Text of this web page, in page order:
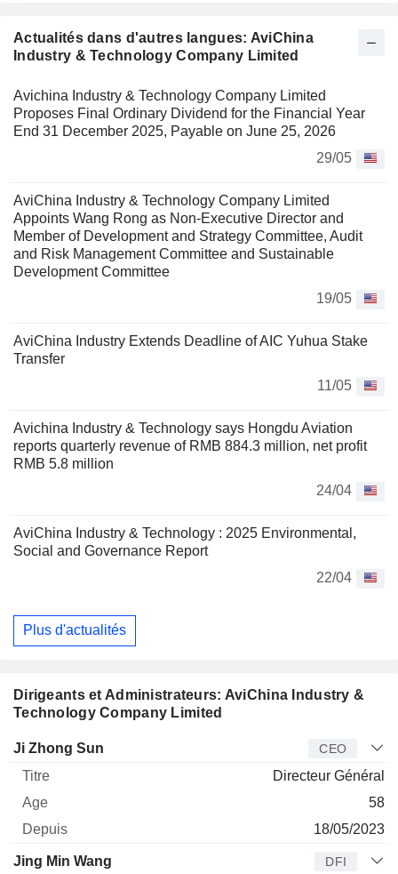
Actualités dans d'autres langues: AviChina
Industry & Technology Company Limited
Avichina Industry & Technology Company Limited
Proposes Final Ordinary Dividend for the Financial Year
End 31 December 2025, Payable on June 25, 2026
29/05
AviChina Industry & Technology Company Limited
Appoints Wang Rong as Non-Executive Director and
Member of Development and Strategy Committee, Audit
and Risk Management Committee and Sustainable
Development Committee
19/05
AviChina Industry Extends Deadline of AIC Yuhua Stake
Transfer
11/05
Avichina Industry & Technology says Hongdu Aviation
reports quarterly revenue of RMB 884.3 million, net profit
RMB 5.8 million
24/04
AviChina Industry & Technology : 2025 Environmental,
Social and Governance Report
22/04
Plus d'actualités
Dirigeants et Administrateurs: AviChina Industry &
Technology Company Limited
Dirigeant Titre
Ji Zhong Sun CEO
Directeur Général
58
18/05/2023
Jing Min Wang DFI